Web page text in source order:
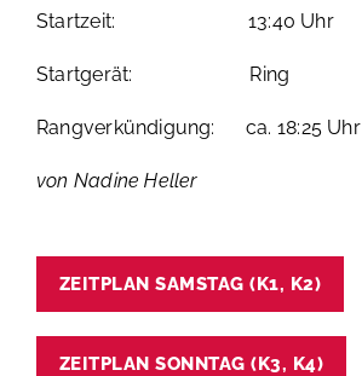
Startzeit: 13:40 Uhr
Startgerät: Ring
Rangverkündigung: ca. 18:25 Uhr
von Nadine Heller
ZEITPLAN SAMSTAG (K1, K2)
ZEITPLAN SONNTAG (K3, K4)